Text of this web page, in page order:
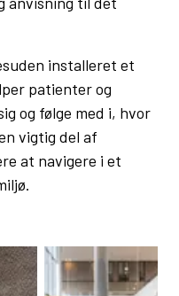
installeret et
patienter og
og følge med i, hvor
vigtig del af
at navigere i et